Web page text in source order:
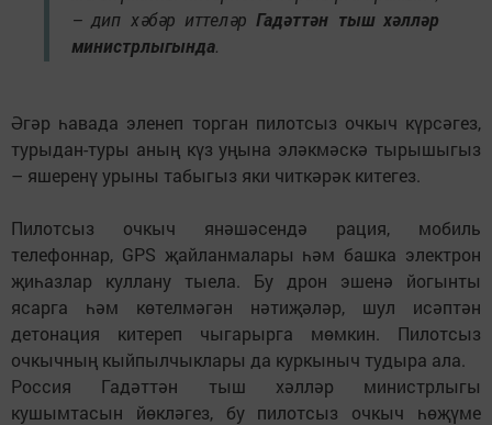
– дип хәбәр иттеләр Гадәттән тыш хәлләр
министрлыгында.
Әгәр һавада эленеп торган пилотсыз очкыч күрсәгез,
турыдан-туры аның күз уңына эләкмәскә тырышыгыз
– яшеренү урыны табыгыз яки читкәрәк китегез.
Пилотсыз очкыч янәшәсендә рация, мобиль
телефоннар, GPS җайланмалары һәм башка электрон
җиһазлар куллану тыела. Бу дрон эшенә йогынты
ясарга һәм көтелмәгән нәтиҗәләр, шул исәптән
детонация китереп чыгарырга мөмкин. Пилотсыз
очкычның кыйпылчыклары да куркыныч тудыра ала.
Россия Гадәттән тыш хәлләр министрлыгы
кушымтасын йөкләгез, бу пилотсыз очкыч һөҗүме